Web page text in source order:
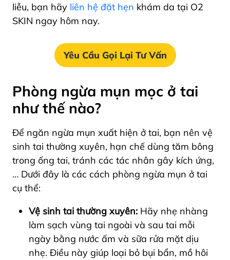
liễu, bạn hãy liên hệ đặt hẹn khám da tại O2
SKIN ngay hôm nay.
Yêu Cầu Gọi Lại Tư Vấn
Phòng ngừa mụn mọc ở tai
như thế nào?
Để ngăn ngừa mụn xuất hiện ở tai, bạn nên vệ
sinh tai thường xuyên, hạn chế dùng tăm bông
trong ống tai, tránh các tác nhân gây kích ứng,
… Dưới đây là các cách phòng ngừa mụn ở tai
cụ thể:
Vệ sinh tai thường xuyên: Hãy nhẹ nhàng
làm sạch vùng tai ngoài và sau tai mỗi
ngày bằng nước ấm và sữa rửa mặt dịu
nhẹ. Điều này giúp loại bỏ bụi bẩn, mồ hôi